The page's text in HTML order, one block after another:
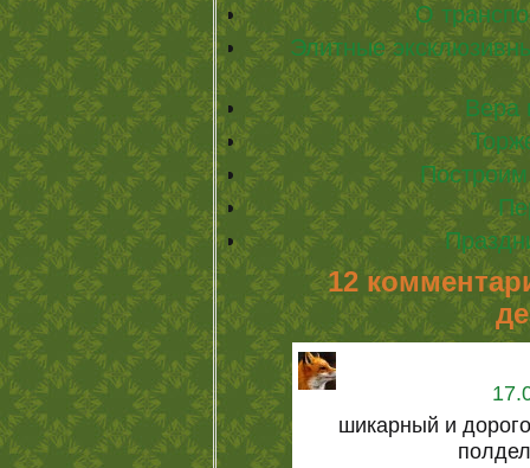
О
Элитные
Вера
12
шикарный и